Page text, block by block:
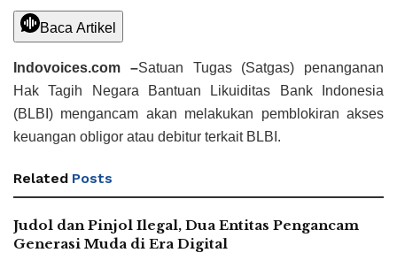
Baca Artikel
Indovoices.com –Satuan Tugas (Satgas) penanganan
Hak Tagih Negara Bantuan Likuiditas Bank Indonesia
(BLBI) mengancam akan melakukan pemblokiran akses
keuangan obligor atau debitur terkait BLBI.
Related Posts
Judol dan Pinjol Ilegal, Dua Entitas Pengancam
Generasi Muda di Era Digital